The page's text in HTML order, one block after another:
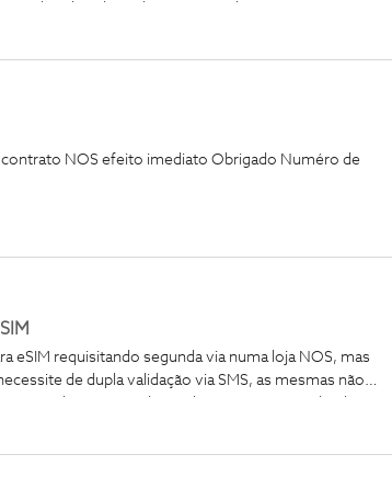
de saber de onde surgiu e se haverá consequências,
é também ele estranho.
contrato NOS efeito imediato Obrigado Numéro de
eSIM requisitando segunda via numa loja NOS, mas
de dupla validação via SMS, as mesmas não
app bancária ainda recebi uma SMS, mas desde então
de alguma forma ter havido algum tipo de bloqueio para